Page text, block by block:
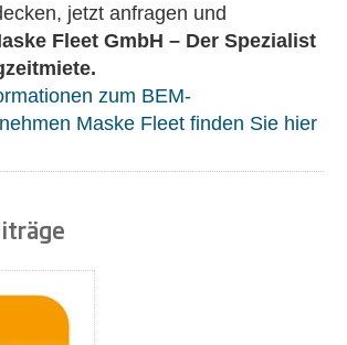
jetzt anfragen und
Fleet GmbH – Der Spezialist
zum BEM-
Maske Fleet finden Sie hier